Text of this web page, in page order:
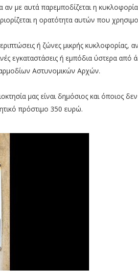
αν με αυτά παρεμποδίζεται η
η ορατότητα αυτών που
ή ζώνες μικρής κυκλοφορίας,
εγκαταστάσεις ή εμπόδια ύστερα από
Αστυνομικών Αρχών.
μας είναι δημόσιος και όποιος
πρόστιμο 350 ευρώ.